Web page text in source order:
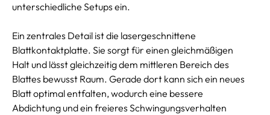
unterschiedliche Setups ein.
Ein zentrales Detail ist die lasergeschnittene
Blattkontaktplatte. Sie sorgt für einen gleichmäßigen
Halt und lässt gleichzeitig dem mittleren Bereich des
Blattes bewusst Raum. Gerade dort kann sich ein neues
Blatt optimal entfalten, wodurch eine bessere
Abdichtung und ein freieres Schwingungsverhalten